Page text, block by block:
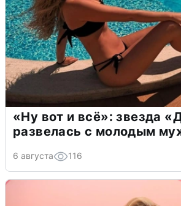
«Ну вот и всё»: звезда
развелась с молодым
6 августа 116